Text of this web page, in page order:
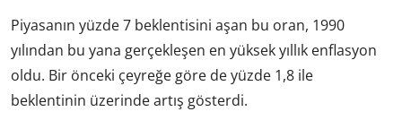
Piyasanın yüzde 7 beklentisini aşan bu oran, 1990
yılından bu yana gerçekleşen en yüksek yıllık enflasyon
oldu. Bir önceki çeyreğe göre de yüzde 1,8 ile
beklentinin üzerinde artış gösterdi.